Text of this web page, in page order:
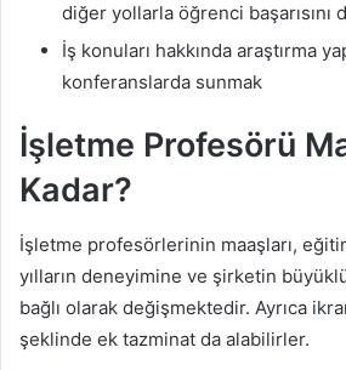
diğer yollarla öğrenci başarısını
İş konuları hakkında araştırma
konferanslarda sunmak
İşletme Profesörü
Kadar?
İşletme profesörlerinin maaşları,
yılların deneyimine ve şirketin
bağlı olarak değişmektedir. Ayrıca
şeklinde ek tazminat da alabilirler.